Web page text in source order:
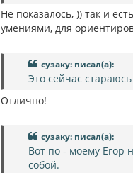
Не показалось, )) так и
умениями, для
сузаку: писал(а):
Это сейчас
Отлично!
сузаку: писал(а):
Вот по - моему Егор
собой.